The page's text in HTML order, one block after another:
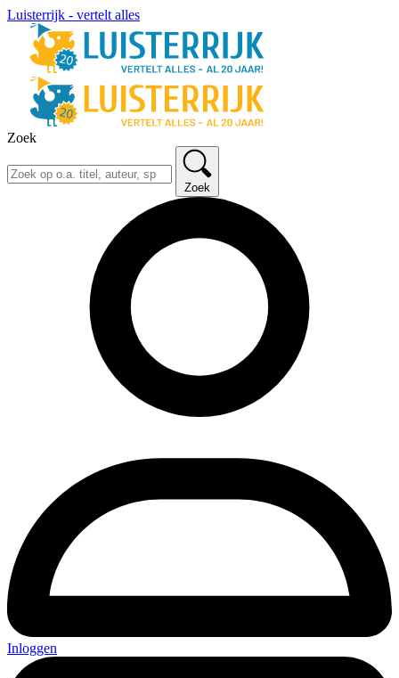
Luisterrijk - vertelt alles
Zoek
Zoek
Inloggen